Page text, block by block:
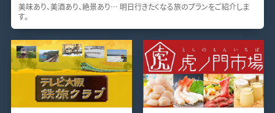
美味あり、美酒あり、絶景あり… 明日行きたくなる旅のプランをご紹介しま
す。